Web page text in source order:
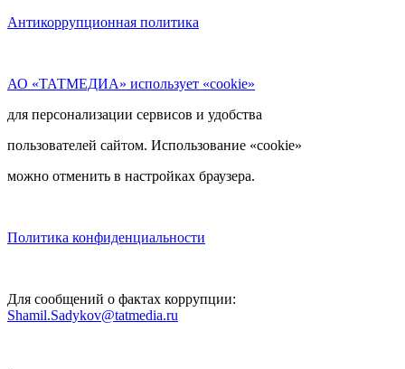
Антикоррупционная политика
АО «ТАТМЕДИА» использует «cookie»
для персонализации сервисов и удобства
пользователей сайтом. Использование «cookie»
можно отменить в настройках браузера.
Политика конфиденциальности
Для сообщений о фактах коррупции:
Shamil.Sadykov@tatmedia.ru